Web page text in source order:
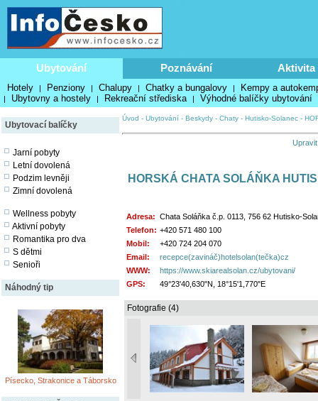
Ubytování Poznávání Aktivita
Hotely | Penziony | Chalupy | Chatky a bungalovy | Kempy a
| Ubytovny a hostely | Rekreační střediska | Výhodné balíčky ubytování
Ubytovací balíčky
Jarní pobyty
Letní dovolená
Podzim levněji
Zimní dovolená
Wellness pobyty
Aktivní pobyty
Romantika pro dva
S dětmi
Senioři
Náhodný tip
Písecko, Strakonice a Táborsko
Úvod - Ubytování - Beskydy - Chaty - Hutisko-Solanec -
HORSKÁ CHATA SOLÁŇKA
Adresa: Chata Soláňka č.p. 0113, 756 62 Hutisko-
Telefon: +420 571 480 100
Mobil:
+420 724 204 070
Email:
recepce(zavináč)hotelsolan(tečka)cz
WWW:
https://www.skiarealsolan.cz/ubytovani/
GPS:
49°23'40,630"N, 18°15'1,770"E
Fotografie (4)